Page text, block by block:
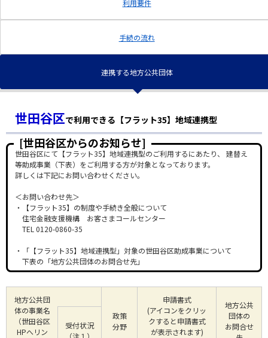
利用要件
手続の流れ
連携する地方公共団体
世田谷区で利用できる【フラット35】地域連携型
[世田谷区からのお知らせ]
世田谷区にて【フラット35】地域連携型のご利用するにあたり、 建替え
等助成事業（下表）をご利用する方が対象となっております。
詳しくは下記にお問い合わせください。
＜お問い合わせ先＞
・【フラット35】の制度や手続き全般について
住宅金融支援機構 お客さまコールセンター
TEL 0120-0860-35
・「【フラット35】地域連携型」対象の世田谷区助成事業について
下表の「地方公共団体のお問合せ先」
地方公共団
体の事業名
（世田谷区
HPへリン
政策
分野
申請書式
(アイコンをクリッ
クすると申請書式
が表示されます)
地方公共
団体の
お問合せ
受付状況
（注１）